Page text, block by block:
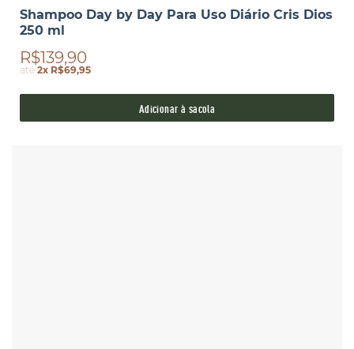
Shampoo Day by Day Para Uso Diário Cris Dios
250 ml
R$139,90
até2x R$69,95
Adicionar à sacola